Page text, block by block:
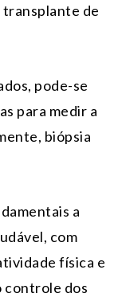
de
pode-se
para medir a
biópsia
a
com
física e
controle dos